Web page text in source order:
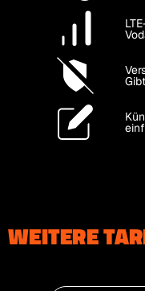
WEITERE